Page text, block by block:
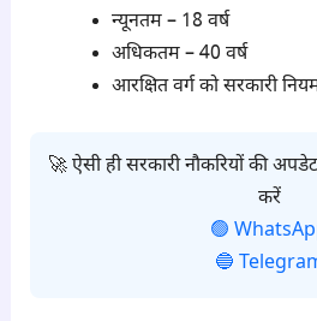
न्यूनतम – 18 वर्ष
अधिकतम – 40 वर्ष
आरक्षित वर्ग को सरकारी
🚀 ऐसी ही सरकारी नौकरियों की
करें
🟢
🔵